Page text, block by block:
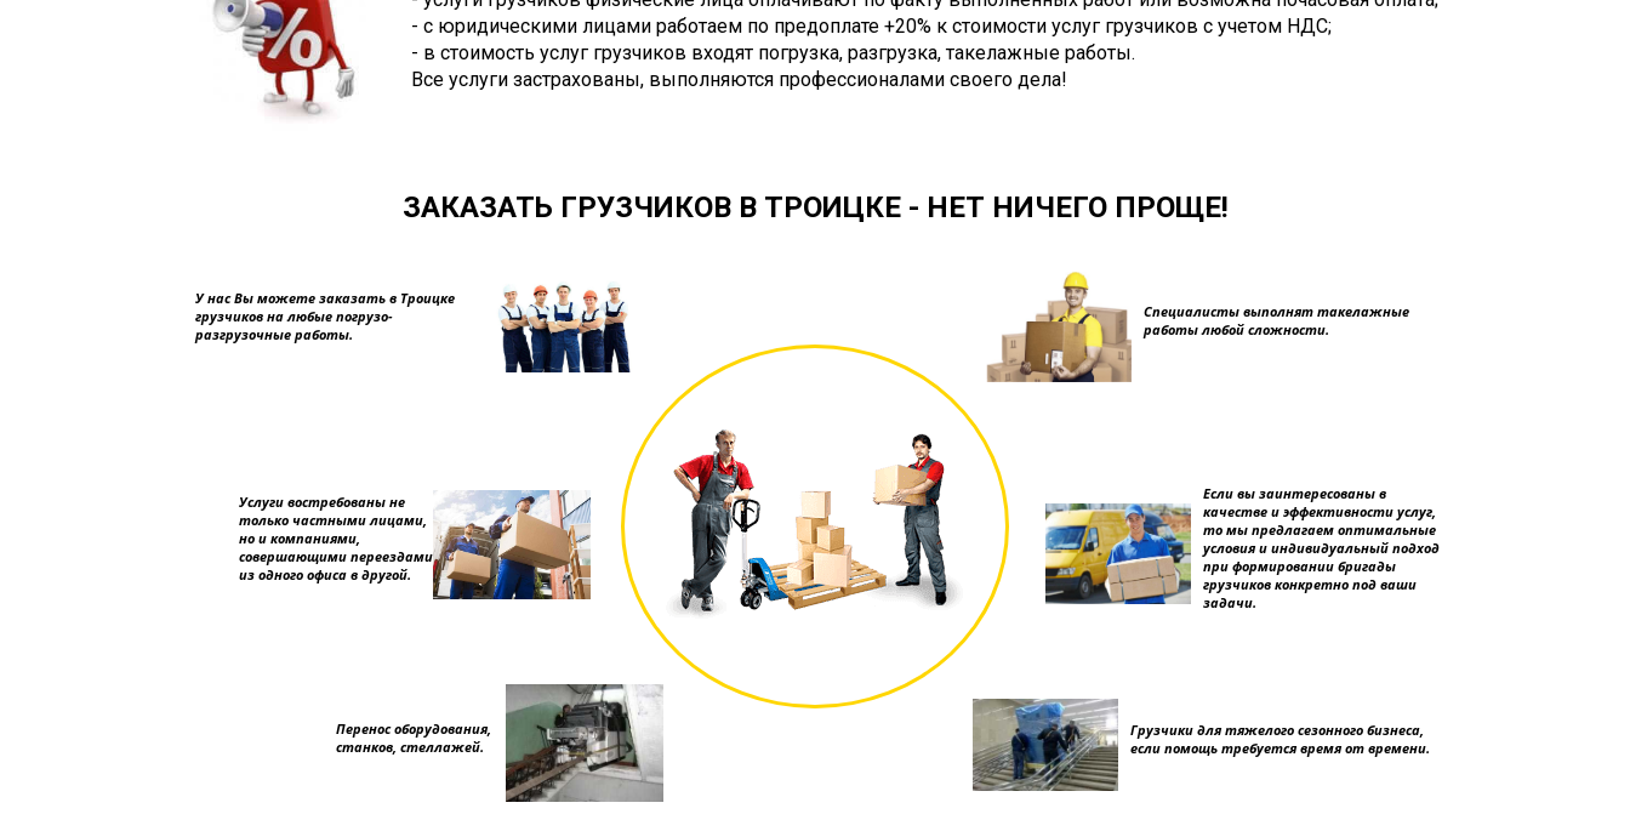
- с юридическими лицами работаем по предоплате +20% к стоимости услуг грузчиков с учетом НДС;
- в стоимость услуг грузчиков входят погрузка, разгрузка, такелажные работы.
Все услуги застрахованы, выполняются профессионалами своего дела!
ЗАКАЗАТЬ ГРУЗЧИКОВ В ТРОИЦКЕ - НЕТ НИЧЕГО ПРОЩЕ!
У нас Вы можете заказать в Троицке
грузчиков на любые погрузо-
разгрузочные работы.
Специалисты выполнят такелажные
работы любой сложности.
Услуги востребованы не
только частными лицами,
но и компаниями,
совершающими переездами
из одного офиса в другой.
Перенос оборудования,
станков, стеллажей.
Если вы заинтересованы в
качестве и эффективности услуг,
то мы предлагаем оптимальные
условия и индивидуальный подход
при формировании бригады
грузчиков конкретно под ваши
задачи.
Грузчики для тяжелого сезонного бизнеса,
если помощь требуется время от времени.